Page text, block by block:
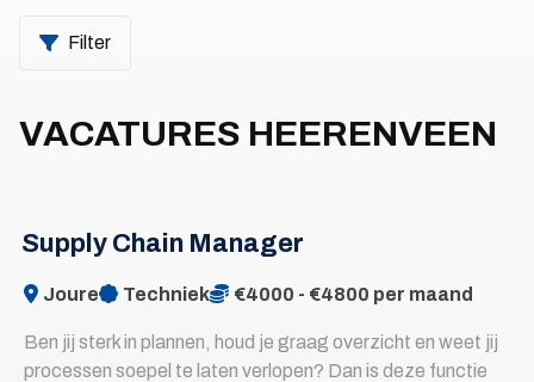
Filter
VACATURES HEERENVEEN
Supply Chain Manager
Joure Techniek €4000 - €4800 per maand
Ben jij sterk in plannen, houd je graag overzicht en weet jij
processen soepel te laten verlopen? Dan is deze functie